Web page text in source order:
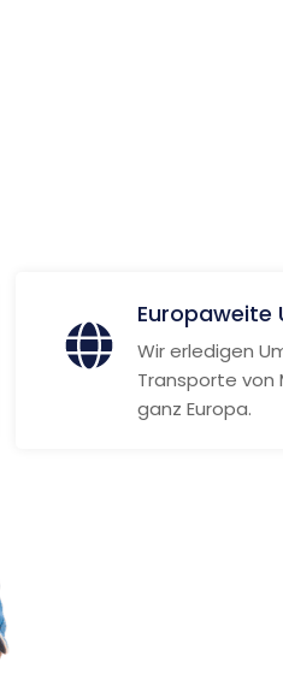
Europaweite
Wir erledigen
Transporte von
ganz Europa.